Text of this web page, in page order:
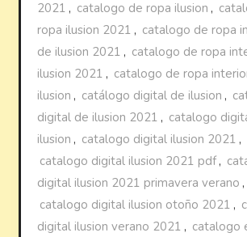
2021 , catalogo de ropa ilusion ,
ropa ilusion 2021 , catalogo de ropa
de ilusion 2021 , catalogo de ropa
ilusion 2021 , catalogo de ropa
ilusion , catálogo digital de ilusion ,
digital de ilusion 2021 , catalogo
ilusion , catalogo digital ilusion 2021 ,
catalogo digital ilusion 2021 pdf,
digital ilusion 2021 primavera verano ,
catalogo digital ilusion otoño 2021 ,
digital ilusion verano 2021 , catalogo